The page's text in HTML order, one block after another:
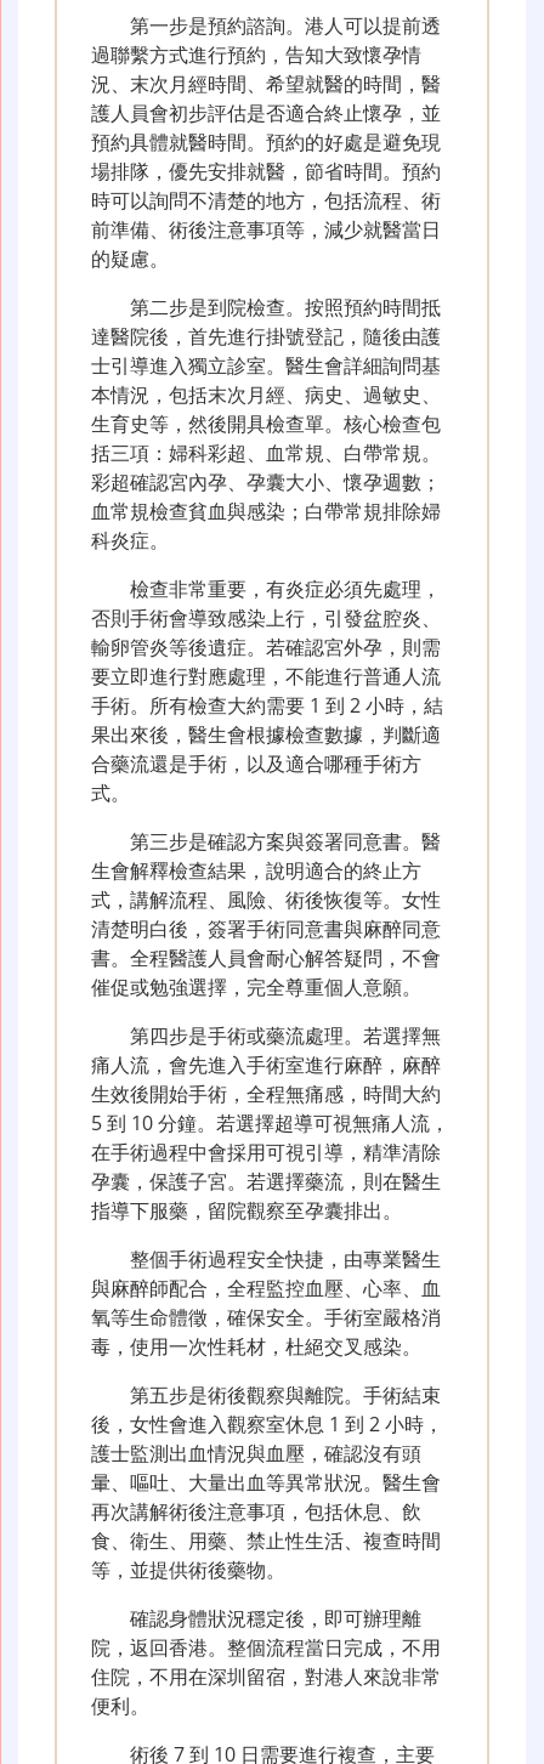
第一步是預約諮詢。港人可以提前透
過聯繫方式進行預約，告知大致懷孕情
況、末次月經時間、希望就醫的時間，醫
護人員會初步評估是否適合終止懷孕，並
預約具體就醫時間。預約的好處是避免現
場排隊，優先安排就醫，節省時間。預約
時可以詢問不清楚的地方，包括流程、術
前準備、術後注意事項等，減少就醫當日
的疑慮。
第二步是到院檢查。按照預約時間抵
達醫院後，首先進行掛號登記，隨後由護
士引導進入獨立診室。醫生會詳細詢問基
本情況，包括末次月經、病史、過敏史、
生育史等，然後開具檢查單。核心檢查包
括三項：婦科彩超、血常規、白帶常規。
彩超確認宮內孕、孕囊大小、懷孕週數；
血常規檢查貧血與感染；白帶常規排除婦
科炎症。
檢查非常重要，有炎症必須先處理，
否則手術會導致感染上行，引發盆腔炎、
輸卵管炎等後遺症。若確認宮外孕，則需
要立即進行對應處理，不能進行普通人流
手術。所有檢查大約需要 1 到 2 小時，結
果出來後，醫生會根據檢查數據，判斷適
合藥流還是手術，以及適合哪種手術方
式。
第三步是確認方案與簽署同意書。醫
生會解釋檢查結果，說明適合的終止方
式，講解流程、風險、術後恢復等。女性
清楚明白後，簽署手術同意書與麻醉同意
書。全程醫護人員會耐心解答疑問，不會
催促或勉強選擇，完全尊重個人意願。
第四步是手術或藥流處理。若選擇無
痛人流，會先進入手術室進行麻醉，麻醉
生效後開始手術，全程無痛感，時間大約
5 到 10 分鐘。若選擇超導可視無痛人流，
在手術過程中會採用可視引導，精準清除
孕囊，保護子宮。若選擇藥流，則在醫生
指導下服藥，留院觀察至孕囊排出。
整個手術過程安全快捷，由專業醫生
與麻醉師配合，全程監控血壓、心率、血
氧等生命體徵，確保安全。手術室嚴格消
毒，使用一次性耗材，杜絕交叉感染。
第五步是術後觀察與離院。手術結束
後，女性會進入觀察室休息 1 到 2 小時，
護士監測出血情況與血壓，確認沒有頭
暈、嘔吐、大量出血等異常狀況。醫生會
再次講解術後注意事項，包括休息、飲
食、衛生、用藥、禁止性生活、複查時間
等，並提供術後藥物。
確認身體狀況穩定後，即可辦理離
院，返回香港。整個流程當日完成，不用
住院，不用在深圳留宿，對港人來說非常
便利。
術後 7 到 10 日需要進行複查，主要